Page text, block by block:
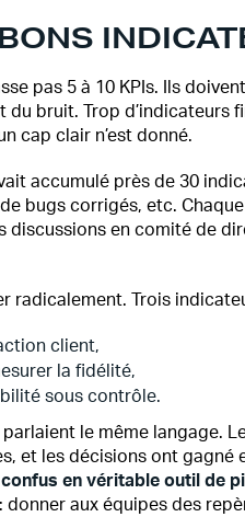
pas 5 à 10 KPIs. Ils
du bruit. Trop d’indicateurs
cap clair n’est donné.
accumulé près de 30
bugs corrigés, etc.
discussions en comité de
radicalement. Trois
client,
la fidélité,
sous contrôle.
le même langage.
et les décisions ont gagné
en véritable outil de
: donner aux équipes des